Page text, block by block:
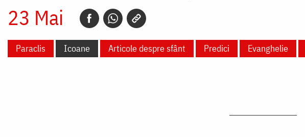
23 Mai
Paraclis Icoane Articole despre sfânt Predici Evanghelie